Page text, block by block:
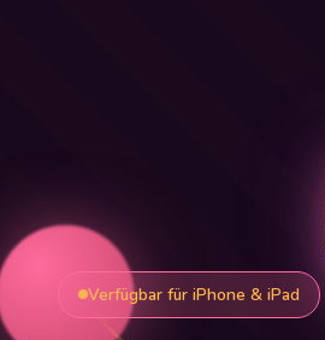
Verfügbar für iPhone & iPad